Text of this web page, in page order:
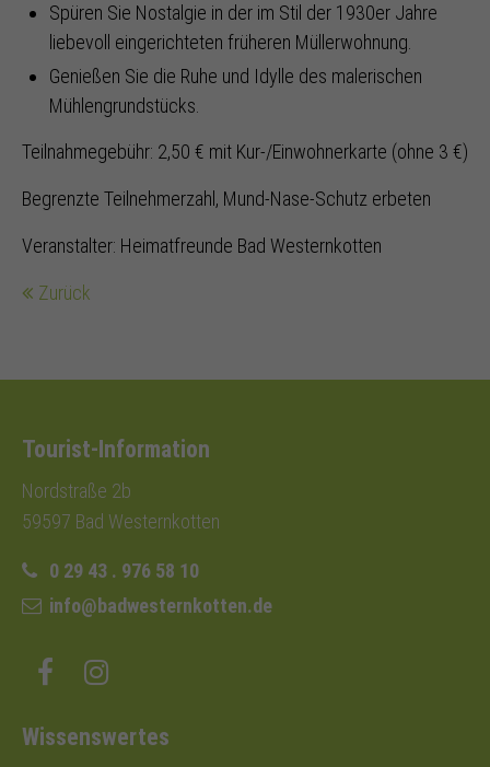
Spüren Sie Nostalgie in der im Stil der 1930er Jahre
liebevoll eingerichteten früheren Müllerwohnung.
Genießen Sie die Ruhe und Idylle des malerischen
Mühlengrundstücks.
Teilnahmegebühr: 2,50 € mit Kur-/Einwohnerkarte (ohne 3 €)
Begrenzte Teilnehmerzahl, Mund-Nase-Schutz erbeten
Veranstalter: Heimatfreunde Bad Westernkotten
Zurück
Tourist-Information
Nordstraße 2b
59597 Bad Westernkotten
0 29 43 . 976 58 10
info@badwesternkotten.de
Wissenswertes